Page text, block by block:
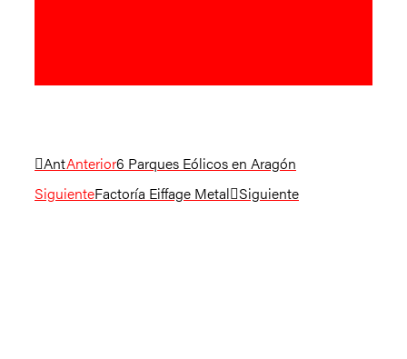
AntAnterior6 Parques Eólicos en Aragón
SiguienteFactoría Eiffage Metal Siguiente